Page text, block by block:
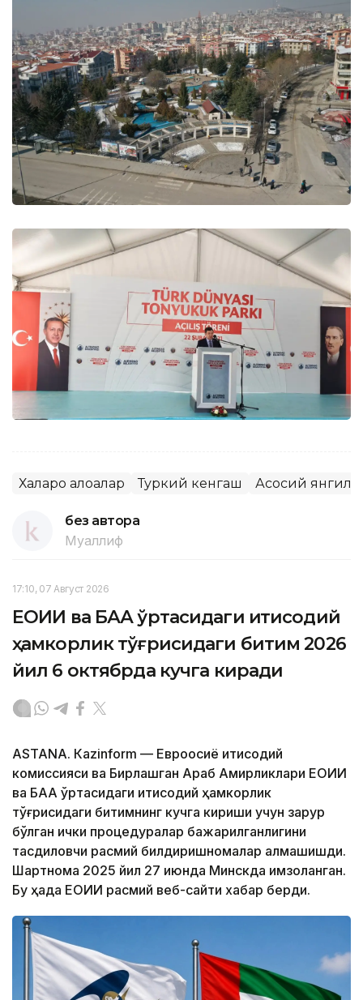
Халқаро алоқалар Туркий кенгаш Асосий
без автора
Муаллиф
17:10, 07 Август 2026
ЕОИИ ва БАА ўртасидаги иқтисодий
ҳамкорлик тўғрисидаги битим 2026
йил 6 октябрда кучга киради
ASTANА. Кazinform — Евроосиё иқтисодий
комиссияси ва Бирлашган Араб Амирликлари ЕОИИ
ва БАА ўртасидаги иқтисодий ҳамкорлик
тўғрисидаги битимнинг кучга кириши учун зарур
бўлган ички процедуралар бажарилганлигини
тасдиқловчи расмий билдиришномалар алмашишди.
Шартнома 2025 йил 27 июнда Минскда имзоланган.
Бу ҳақда ЕОИИ расмий веб-сайти хабар берди.